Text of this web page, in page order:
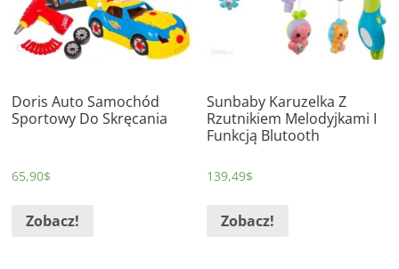
Doris Auto Samochód
Sportowy Do Skręcania
65,90$
Zobacz!
Sunbaby Karuzelka Z
Rzutnikiem Melodyjkami I
Funkcją Blutooth
139,49$
Zobacz!